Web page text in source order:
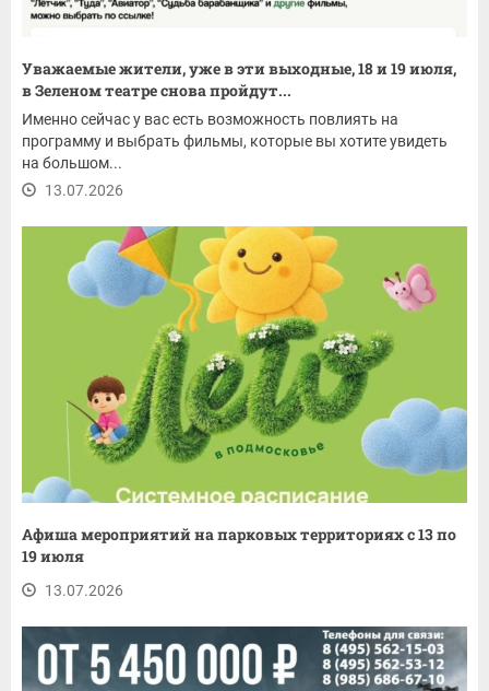
Уважаемые жители, уже в эти выходные, 18 и 19 июля,
в Зеленом театре снова пройдут...
Именно сейчас у вас есть возможность повлиять на
программу и выбрать фильмы, которые вы хотите увидеть
на большом...
13.07.2026
Афиша мероприятий на парковых территориях с 13 по
19 июля
13.07.2026